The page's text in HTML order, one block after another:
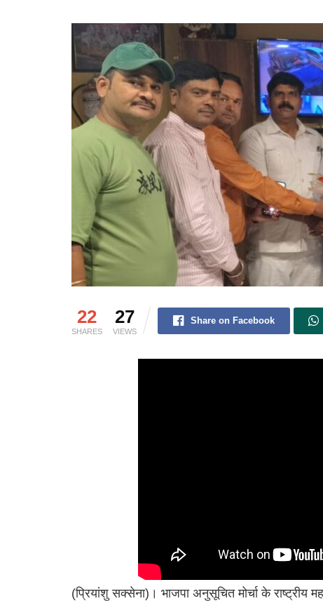
22
SHARES
27
VIEWS
Share on Facebook
(प्रियांशु सक्सेना)। भाजपा अनुसूचित मोर्चा के राष्ट्रीय